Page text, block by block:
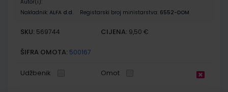
Autor(i):
Nakladnik: ALFA d.d. Registarski broj ministarstva: 6552-DOM
SKU: 569744 CIJENA: 9,50 €
ŠIFRA OMOTA: 500167
Udžbenik Omot